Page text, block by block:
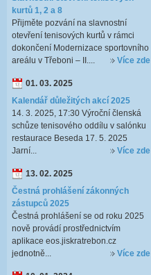
kurtů 1, 2 a 8
Přijměte pozvání na slavnostní
otevření tenisových kurtů v rámci
dokončení Modernizace sportovního
areálu v Třeboni – II....
Více zde
01. 03. 2025
Kalendář důležitých akcí 2025
14. 3. 2025, 17:30 Výroční členská
schůze tenisového oddílu v salónku
restaurace Beseda 17. 5. 2025
Jarní...
Více zde
13. 02. 2025
Čestná prohlášení zákonných
zástupců 2025
Čestná prohlášení se od roku 2025
nově provádí prostřednictvím
aplikace eos.jiskratrebon.cz
jednotně...
Více zde